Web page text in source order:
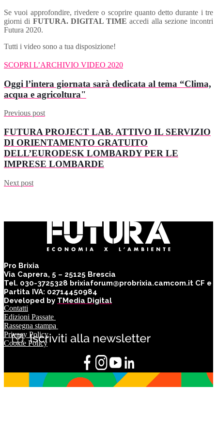
Se vuoi approfondire, rivedere o scoprire quanto detto durante i tre
giorni di FUTURA. DIGITAL TIME accedi alla sezione incontri
Futura 2020.
Tutti i video sono a tua disposizione!
SCOPRI L’ARCHIVIO VIDEO 2020
Oggi l’intera giornata sarà dedicata al tema “Clima,
acqua e agricoltura"
Previous post
FUTURA PROJECT LAB. ATTIVO IL SERVIZIO
DI ORIENTAMENTO GRATUITO
DELL’EURODESK LOMBARDY PER LE
IMPRESE LOMBARDE
Next post
Pro Brixia
Via Caprera, 5 – 25125 Brescia
Tel. 030-3725328 brixiaforum@probrixia.camcom.it CF e
Partita IVA: 02714450984
Developed by TMedia Digital
Contatti
Edizioni Passate
Rassegna stampa
Privacy Policy
Cookie Policy